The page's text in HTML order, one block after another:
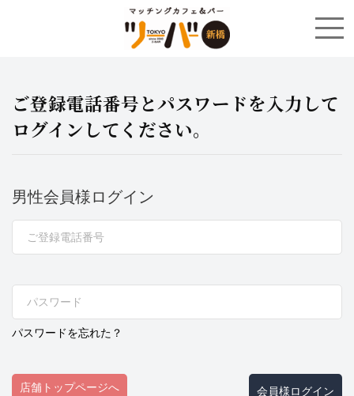
ご登録電話番号とパスワードを入力して
ログインしてください。
男性会員様ログイン
パスワードを忘れた？
店舗トップページへ 会員様ログイン